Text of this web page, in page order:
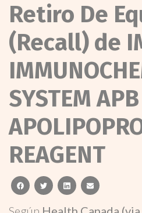
Retiro De
(Recall) de
SYSTEM APB
REAGENT
facebooktwitterlinkedinemail